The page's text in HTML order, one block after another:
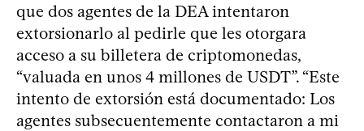
que dos agentes de la DEA intentaron
extorsionarlo al pedirle que les otorgara
acceso a su billetera de criptomonedas,
“valuada en unos 4 millones de USDT”. “Este
intento de extorsión está documentado: Los
agentes subsecuentemente contactaron a mi